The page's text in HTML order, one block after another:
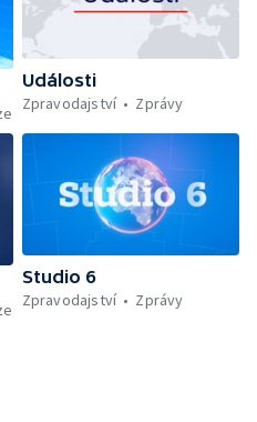
Události
Zpravodajství
Zprávy
Studio 6
Zpravodajství
Zprávy